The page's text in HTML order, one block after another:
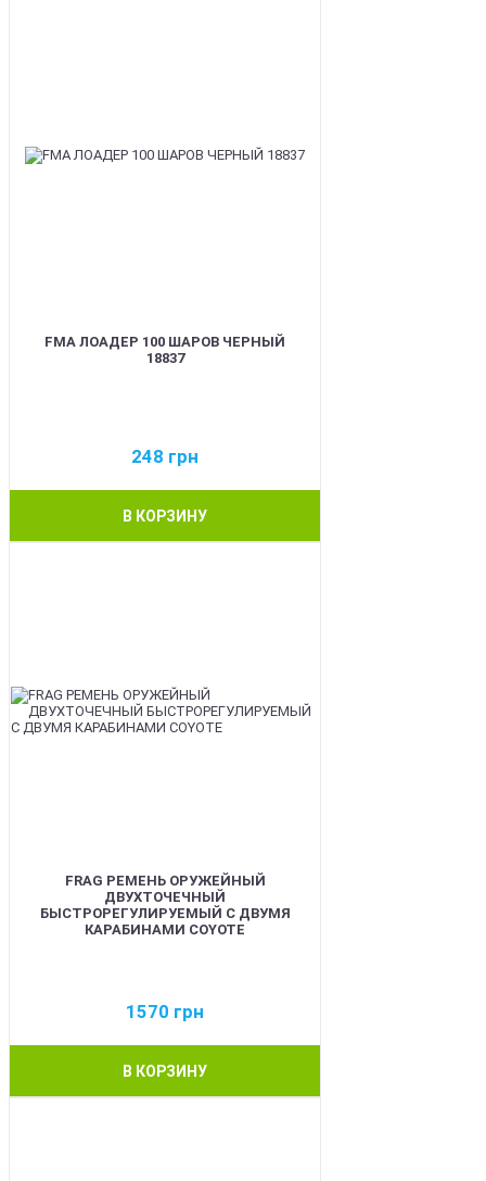
FMA ЛОАДЕР 100 ШАРОВ ЧЕРНЫЙ
18837
248 грн
В КОРЗИНУ
FRAG РЕМЕНЬ ОРУЖЕЙНЫЙ
ДВУХТОЧЕЧНЫЙ
БЫСТРОРЕГУЛИРУЕМЫЙ С ДВУМЯ
КАРАБИНАМИ COYOTE
1570 грн
В КОРЗИНУ